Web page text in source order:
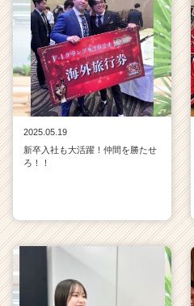
2025.05.19
新卒入社も大活躍！仲間を勝たせ
ろ！！